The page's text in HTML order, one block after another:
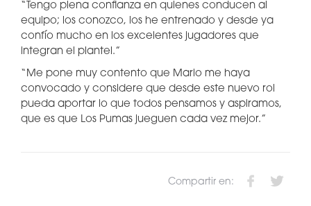
“Tengo plena confianza en quienes conducen al
equipo; los conozco, los he entrenado y desde ya
confío mucho en los excelentes jugadores que
integran el plantel.”
“Me pone muy contento que Mario me haya
convocado y considere que desde este nuevo rol
pueda aportar lo que todos pensamos y aspiramos,
que es que Los Pumas jueguen cada vez mejor.”
Compartir en: